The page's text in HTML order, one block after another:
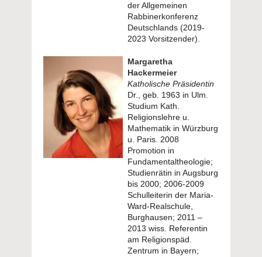
der Allgemeinen
Rabbinerkonferenz
Deutschlands (2019-
2023 Vorsitzender).
Margaretha
Hackermeier
Katholische Präsidentin
Dr., geb. 1963 in Ulm.
Studium Kath.
Religionslehre u.
Mathematik in Würzburg
u. Paris. 2008
Promotion in
Fundamentaltheologie;
Studienrätin in Augsburg
bis 2000; 2006-2009
Schulleiterin der Maria-
Ward-Realschule,
Burghausen; 2011 –
2013 wiss. Referentin
am Religionspäd.
Zentrum in Bayern;